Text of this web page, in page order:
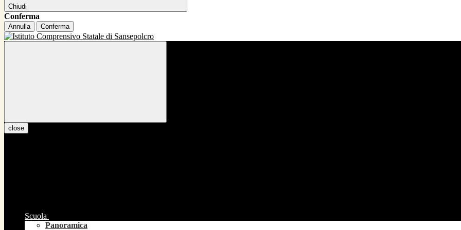
Chiudi
Conferma
Annulla Conferma
close
Scuola
Panoramica